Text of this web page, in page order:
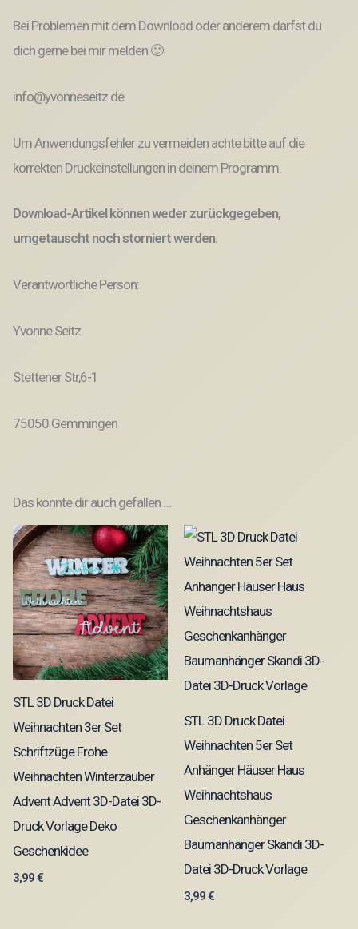
Bei Problemen mit dem Download oder anderem darfst du
dich gerne bei mir melden 🙂
info@yvonneseitz.de
Um Anwendungsfehler zu vermeiden achte bitte auf die
korrekten Druckeinstellungen in deinem Programm.
Download-Artikel können weder zurückgegeben,
umgetauscht noch storniert werden.
Verantwortliche Person:
Yvonne Seitz
Stettener Str,6-1
75050 Gemmingen
Das könnte dir auch gefallen …
STL 3D Druck Datei
Weihnachten 3er Set
Schriftzüge Frohe
Weihnachten Winterzauber
Advent Advent 3D-Datei 3D-
Druck Vorlage Deko
Geschenkidee
3,99€
STL 3D Druck Datei
Weihnachten 5er Set
Anhänger Häuser Haus
Weihnachtshaus
Geschenkanhänger
Baumanhänger Skandi 3D-
Datei 3D-Druck Vorlage
3,99€